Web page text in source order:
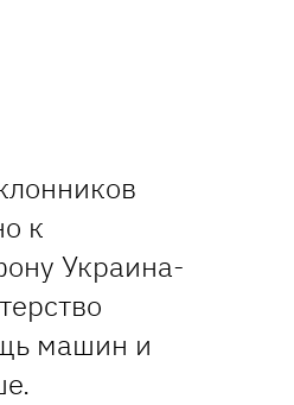
к
Украина-
машин и